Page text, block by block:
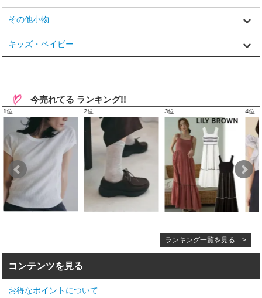
その他小物
キッズ・ベイビー
今売れてる ランキング!!
ランキング一覧を見る >
コンテンツを見る
お得なポイントについて